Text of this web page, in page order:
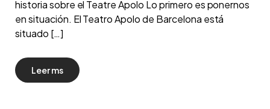
historia sobre el Teatre Apolo Lo primero es ponernos
en situación. El Teatro Apolo de Barcelona está
situado […]
Leer ms